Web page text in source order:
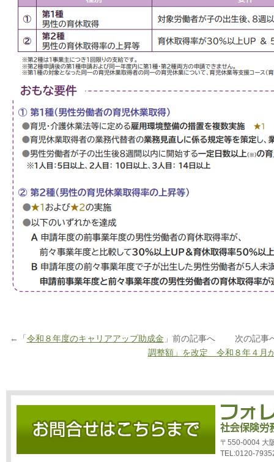
←「 令和８年度のキャリアアップ助成金 」前の記事へ 次の記事
調整額」を改定 令和８年４月
〒550-0004 大
TEL:0120-